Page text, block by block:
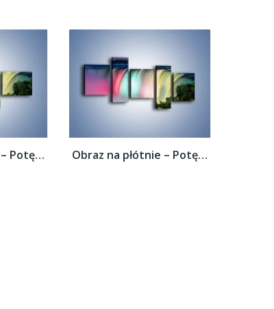
Obraz na płótnie – Potęga niagary –... Obraz na płótnie – Potęga niagary –...